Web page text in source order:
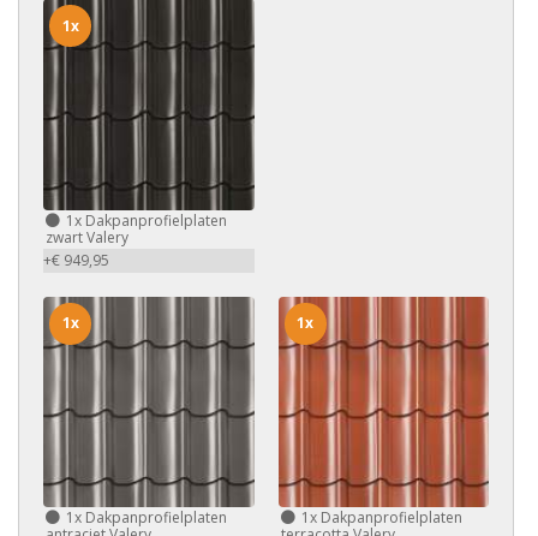
1x Dakpanprofielplaten
zwart Valery
+€ 949,95
1x
1x Dakpanprofielplaten
1x
1xDakpanprofielplaten
1x